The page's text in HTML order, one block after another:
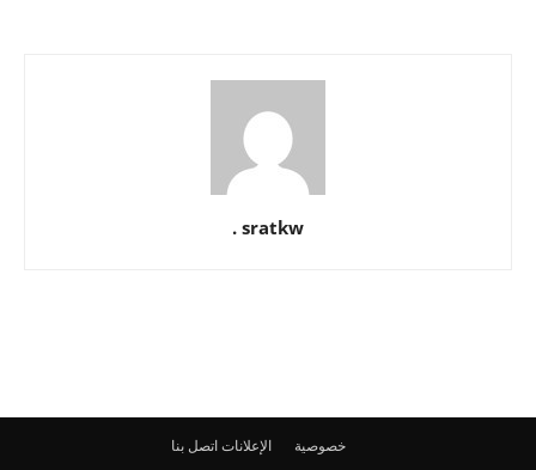
sratkw .
خصوصية الإعلاناتاتصل بنا